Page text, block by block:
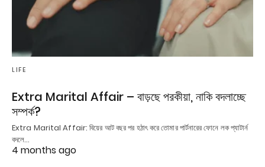
LIFE
Extra Marital Affair – বাড়ছে পরকীয়া, নাকি বদলাচ্ছে
সম্পর্ক?
Extra Marital Affair: বিয়ের আট বছর পর হঠাৎ করে তোমার পার্টনারের ফোনে লক প্যাটার্ন
বদলে…
4 months ago